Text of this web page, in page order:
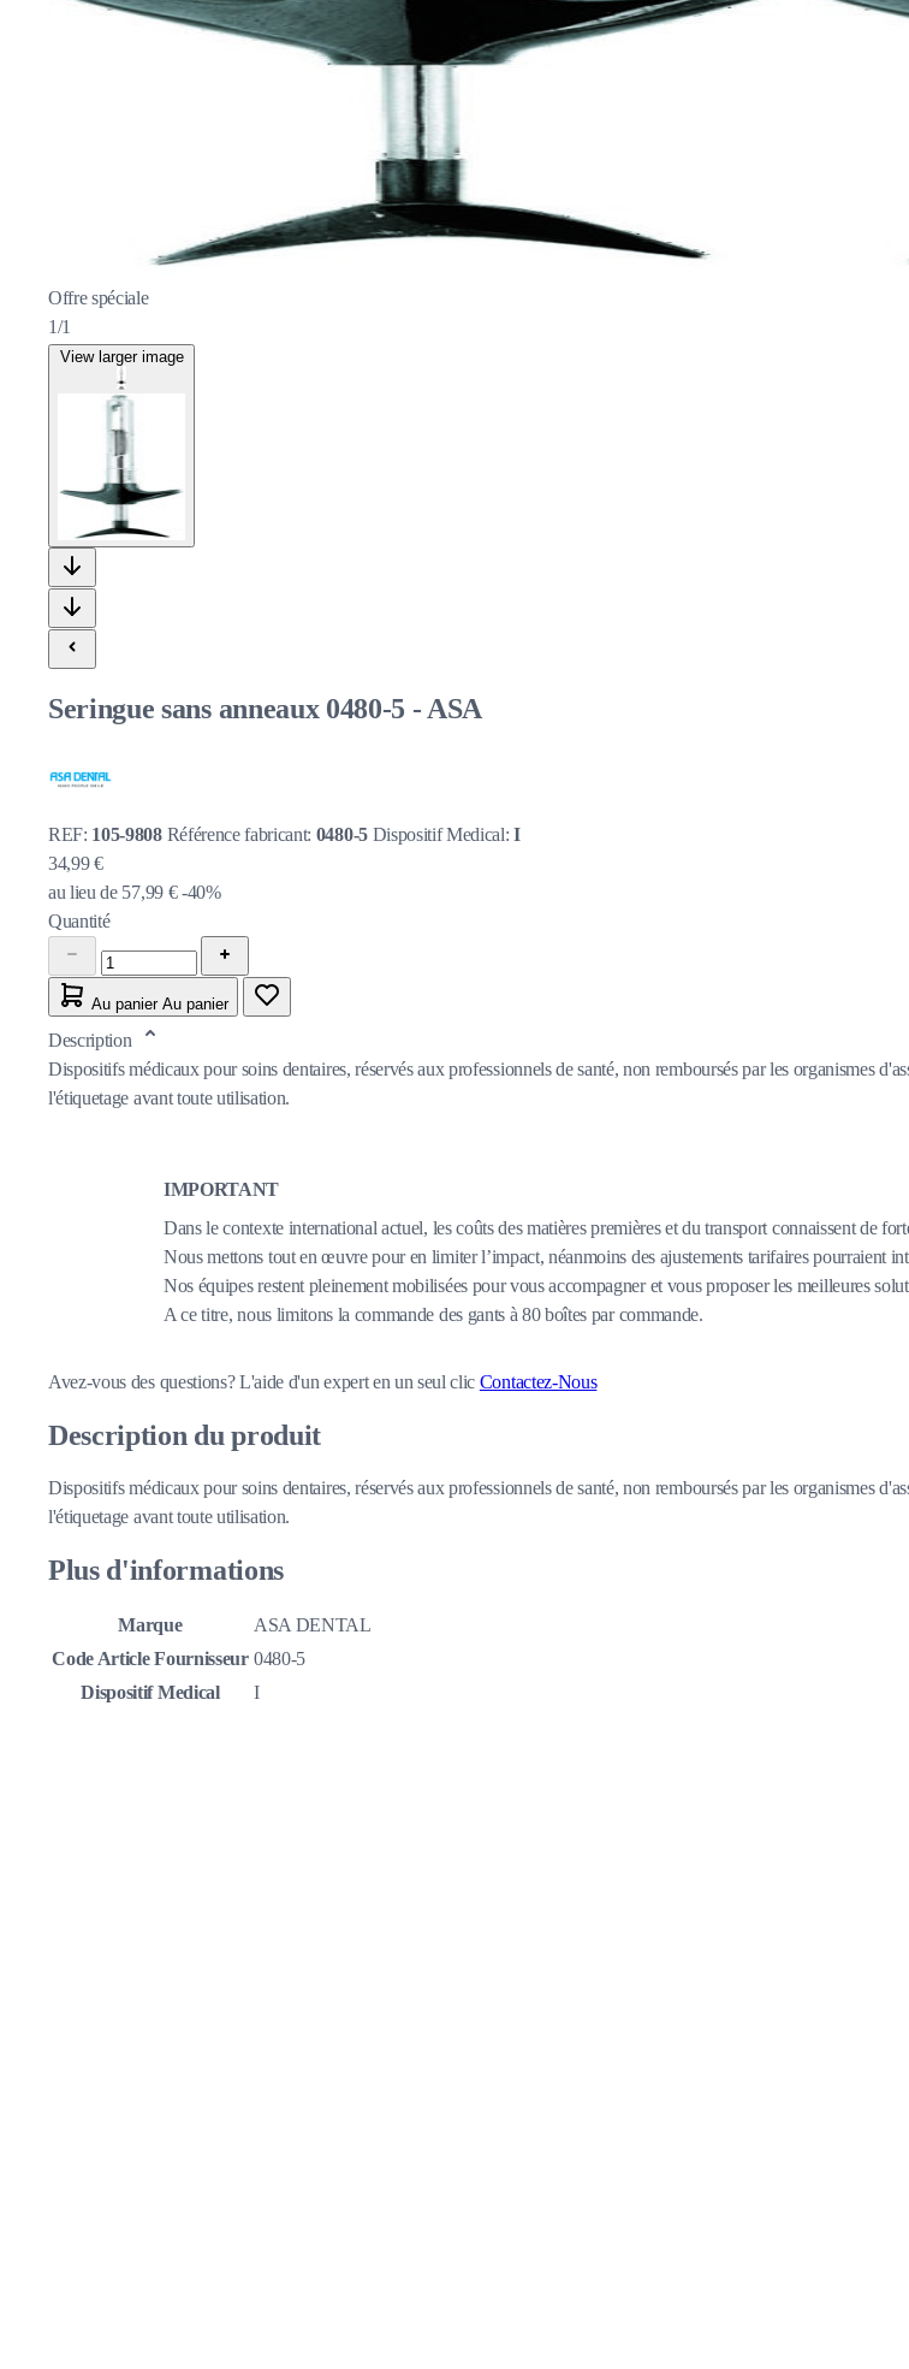
Offre spéciale
1/1
View larger image
Seringue sans anneaux 0480-5 - ASA
REF: 105-9808 Référence fabricant: 0480-5 Dispositif Medical:I
34,99 €
au lieu de 57,99 € -40%
Quantité
Au panier Au panier
Description
Dispositifs médicaux pour soins dentaires, réservés aux professionnels de santé, non remboursés par les organismes
l'étiquetage avant toute utilisation.
IMPORTANT
Dans le contexte international actuel, les coûts des matières premières et du transport connaissent de
Nous mettons tout en œuvre pour en limiter l’impact, néanmoins des ajustements tarifaires pourraient
Nos équipes restent pleinement mobilisées pour vous accompagner et vous proposer les meilleures
A ce titre, nous limitons la commande des gants à 80 boîtes par commande.
Avez-vous des questions?L'aide d'un expert en un seul clic Contactez-Nous
Description du produit
Dispositifs médicaux pour soins dentaires, réservés aux professionnels de santé, non remboursés par les organismes
l'étiquetage avant toute utilisation.
Plus d'informations
Marque
ASA DENTAL
Code Article Fournisseur 0480-5
Dispositif Medical
I